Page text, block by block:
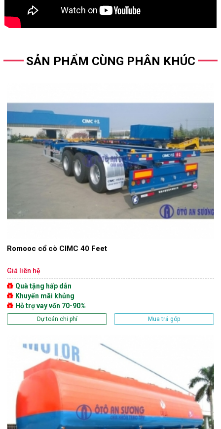
SẢN PHẨM CÙNG PHÂN KHÚC
Romooc cổ cò CIMC 40 Feet
Giá liên hệ
Quà tặng hấp dẫn
Khuyến mãi khủng
Hỗ trợ vay vốn 70-90%
Dự toán chi phí Mua trả góp